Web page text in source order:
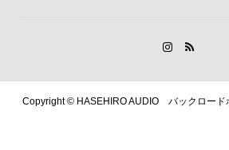
Copyright ©HASEHIRO AUDIO バックロード